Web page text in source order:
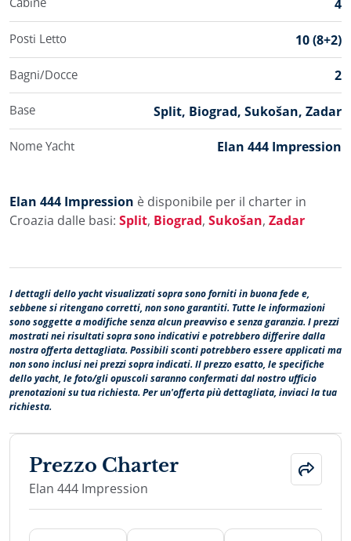
4
Posti Letto 10 (8+2)
Bagni/Docce 2
Base Split, Biograd, Sukošan, Zadar
Nome Yacht Elan 444 Impression
Elan 444 Impression è disponibile per il charter in
Croazia dalle basi: Split, Biograd, Sukošan, Zadar
I dettagli dello yacht visualizzati sopra sono forniti in buona fede e,
sebbene si ritengano corretti, non sono garantiti. Tutte le informazioni
sono soggette a modifiche senza alcun preavviso e senza garanzia. I prezzi
mostrati nei risultati sopra sono indicativi e potrebbero differire dalla
nostra offerta dettagliata. Possibili sconti potrebbero essere applicati ma
non sono inclusi nei prezzi sopra indicati. Il prezzo esatto, le specifiche
dello yacht, le foto/gli opuscoli saranno confermati dal nostro ufficio
prenotazioni su tua richiesta. Per un'offerta più dettagliata, inviaci la tua
richiesta.
Prezzo Charter
Elan 444 Impression